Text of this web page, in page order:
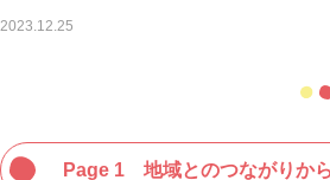
2023.12.25
Page 1 地域とのつながりか